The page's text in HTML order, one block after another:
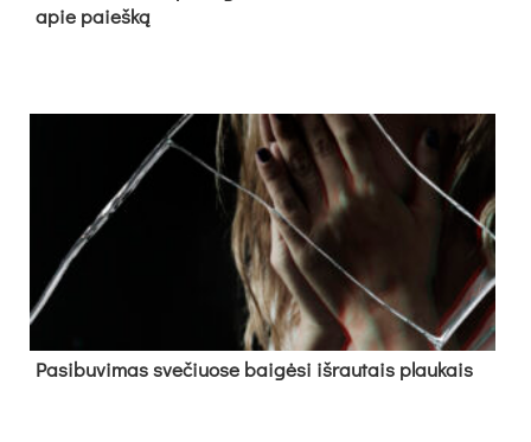
apie paieš­ką
Pa­si­bu­vi­mas sve­čiuo­se bai­gė­si iš­rau­tais plau­kais